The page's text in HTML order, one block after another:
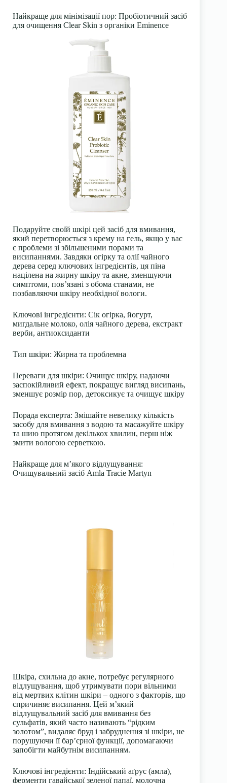
Найкраще для мінімізації пор: Пробіотичний засіб
для очищення Clear Skin з органіки Eminence
Подаруйте своїй шкірі цей засіб для вмивання,
який перетворюється з крему на гель, якщо у вас
є проблеми зі збільшеними порами та
висипаннями. Завдяки огірку та олії чайного
дерева серед ключових інгредієнтів, ця піна
націлена на жирну шкіру та акне, зменшуючи
симптоми, пов’язані з обома станами, не
позбавляючи шкіру необхідної вологи.
Ключові інгредієнти: Сік огірка, йогурт,
мигдальне молоко, олія чайного дерева, екстракт
верби, антиоксиданти
Тип шкіри: Жирна та проблемна
Переваги для шкіри: Очищує шкіру, надаючи
заспокійливий ефект, покращує вигляд висипань,
зменшує розмір пор, детоксикує та очищує шкіру
Порада експерта: Змішайте невелику кількість
засобу для вмивання з водою та масажуйте шкіру
та шию протягом декількох хвилин, перш ніж
змити вологою серветкою.
Найкраще для м’якого відлущування:
Очищувальний засіб Amla Tracie Martyn
Шкіра, схильна до акне, потребує регулярного
відлущування, щоб утримувати пори вільними
від мертвих клітин шкіри – одного з факторів, що
спричиняє висипання. Цей м’який
відлущувальний засіб для вмивання без
сульфатів, який часто називають “рідким
золотом”, видаляє бруд і забруднення зі шкіри, не
порушуючи її бар’єрної функції, допомагаючи
запобігти майбутнім висипанням.
Ключові інгредієнти: Індійський аґрус (амла),
ферменти гавайської зеленої папаї, молочна